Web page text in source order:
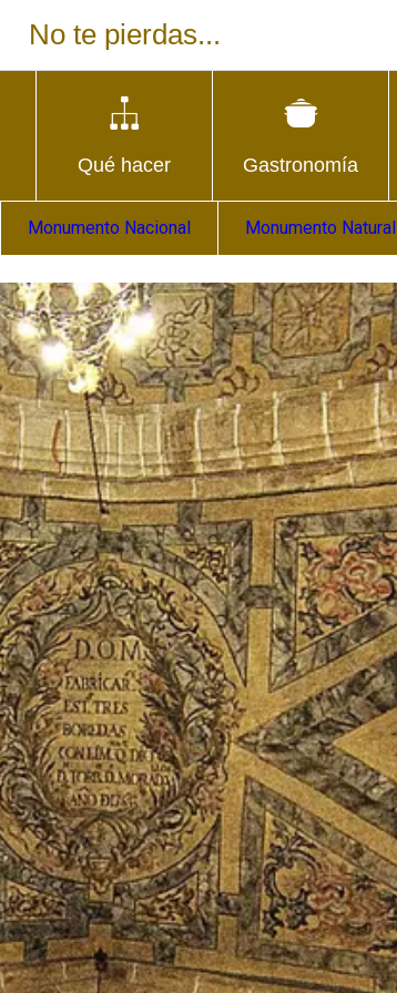
No te pierdas...
Qué hacer Gastronomía
Monumento Nacional Monumento Natural